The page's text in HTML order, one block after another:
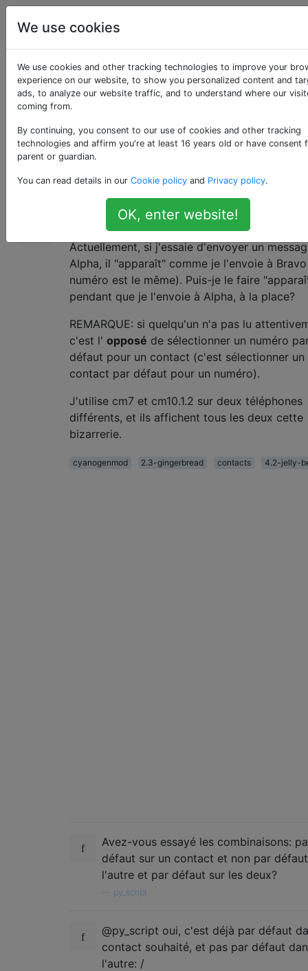
Android
Contact par défaut
pour un numéro
12
Existe-t-il un moyen de définir un contact
plusieurs contacts?
C'est-à-dire pour une raison quelconque,
Bravo partagent un numéro de téléphone.
Actuellement, si j'essaie d'envoyer un
Alpha, il "apparaît" comme je l'envoie à
numéro est le même). Puis-je le faire
pendant que je l'envoie à Alpha, à la place?
REMARQUE: si quelqu'un n'a pas lu
c'est l' opposé de sélectionner un numéro
défaut pour un contact (c'est sélectionner un
contact par défaut pour un numéro).
J'utilise cm7 et cm10.1.2 sur deux téléphones
différents, et ils affichent tous les deux cette
bizarrerie.
cyanogenmod 2.3-gingerbread contacts 4.2-jelly-
Avez-vous essayé les combinaisons:
défaut sur un contact et non par
l'autre et par défaut sur les deux?
py_script
@py_script oui, c'est déjà par défaut
contact souhaité, et pas par défaut
l'autre: /
We use cookies
We use cookies and other tracking technologies to improve your
experience on our website, to show you personalized content and
ads, to analyze our website traffic, and to understand where our
coming from.
By continuing, you consent to our use of cookies and other tracking
technologies and affirm you're at least 16 years old or have consent
parent or guardian.
You can read details in our Cookie policy and Privacy policy.
OK, enter website!